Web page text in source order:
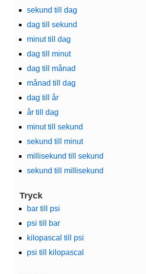
sekund till dag
dag till sekund
minut till dag
dag till minut
dag till månad
månad till dag
dag till år
år till dag
minut till sekund
sekund till minut
millisekund till sekund
sekund till millisekund
Tryck
bar till psi
psi till bar
kilopascal till psi
psi till kilopascal